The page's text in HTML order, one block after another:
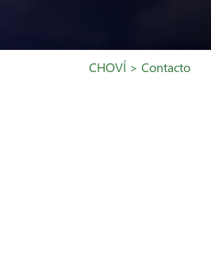
CHOVÍ > Contacto